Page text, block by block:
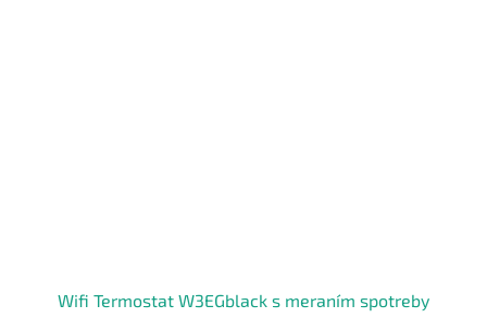
Wifi Termostat W3EGblack s meraním spotreby